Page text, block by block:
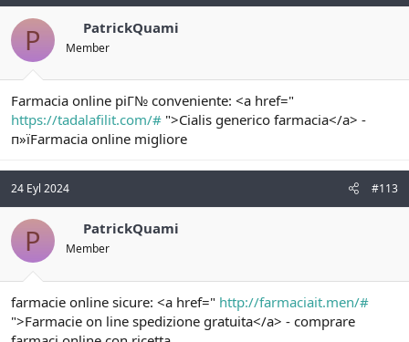
P PatrickQuami
Member
Farmacia online piГ№ conveniente: <a href="
https://tadalafilit.com/# ">Cialis generico farmacia</a> -
п»їFarmacia online migliore
24 Eyl 2024 #113
P PatrickQuami
Member
farmacie online sicure: <a href=" http://farmaciait.men/#
">Farmacie on line spedizione gratuita</a> - comprare